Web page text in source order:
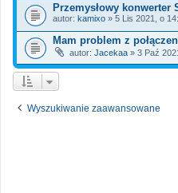
Przemysłowy konwerter
autor: kamixo » 5 Lis 2021, o
Mam problem z
autor: Jacekaa » 3 Paź
Wyszukiwanie zaawansowane